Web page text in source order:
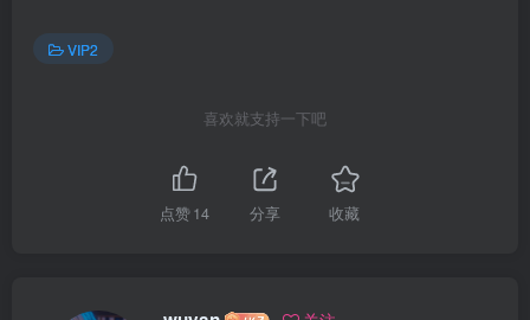
VIP2
喜欢就支持一下吧
点赞14 分享 收藏